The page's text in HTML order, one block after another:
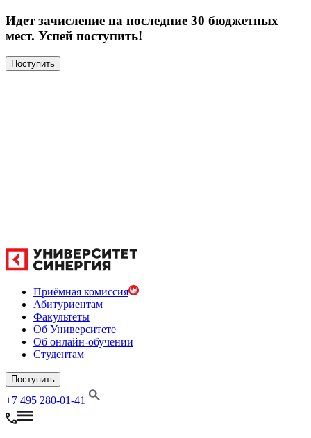
Идет зачисление на последние 30 бюджетных
мест. Успей поступить!
Поступить
Приёмная комиссия
Абитуриентам
Факультеты
Об Университете
Об онлайн-обучении
Студентам
Поступить
+7 495 280-01-41